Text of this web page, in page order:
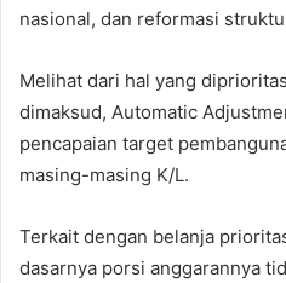
nasional, dan reformasi
Melihat dari hal yang
dimaksud, Automatic
pencapaian target
masing-masing K/L.
Terkait dengan belanja
dasarnya porsi anggarannya